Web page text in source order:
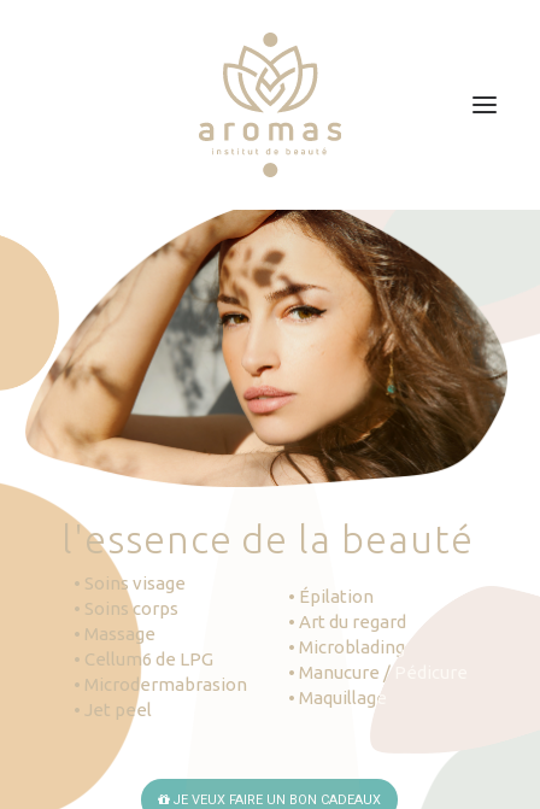
Soins
Je veux faire un bon cadeau
Plan d’accès
Prendre RDV
'essence de la beauté
• Soins visage
• Soins corps
• Massage
• Cellum6 de LPG
• Microdermabrasion
• Jet peel
• Épilation
• Art du regard
• Microblading
• Manucure / Pédicure
• Maquillage
JE VEUX FAIRE UN BON CADEAUX